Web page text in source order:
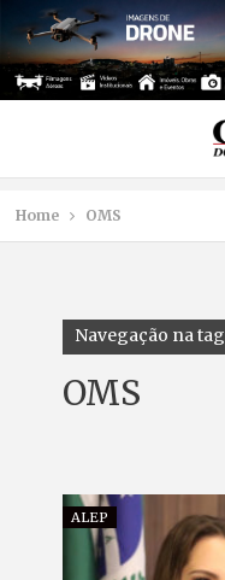
Home OMS
Navegação na tag
OMS
ALEP